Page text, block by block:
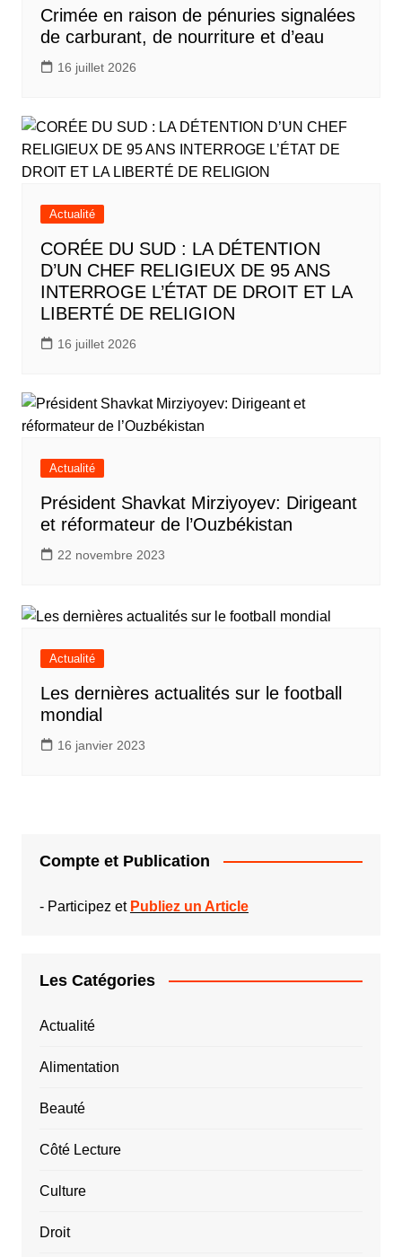
Crimée en raison de pénuries signalées
de carburant, de nourriture et d’eau
16 juillet 2026
Actualité
CORÉE DU SUD : LA DÉTENTION
D’UN CHEF RELIGIEUX DE 95 ANS
INTERROGE L’ÉTAT DE DROIT ET LA
LIBERTÉ DE RELIGION
16 juillet 2026
Actualité
Président Shavkat Mirziyoyev: Dirigeant
et réformateur de l’Ouzbékistan
22 novembre 2023
Actualité
Les dernières actualités sur le football
mondial
16 janvier 2023
Compte et Publication
- Participez et Publiez un Article
Les Catégories
Actualité
Alimentation
Beauté
Côté Lecture
Culture
Droit